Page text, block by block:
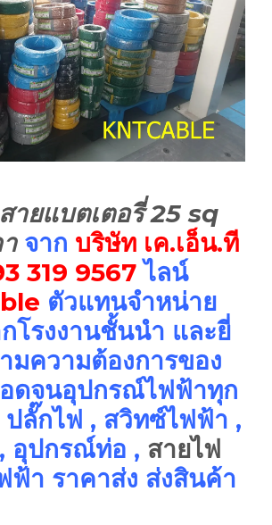
สายแบตเตอรี่ 25 sq
จาก บริษัท เค.เอ็น.ที
319 9567 ไลน์
ตัวแทนจำหน่าย
โรงงานชั้นนำ และยี่
มความต้องการของ
ดจนอุปกรณ์ไฟฟ้าทุก
ลั๊กไฟ , สวิทซ์ไฟฟ้า ,
อุปกรณ์ท่อ , สายไฟ
า ราคาส่ง ส่งสินค้า